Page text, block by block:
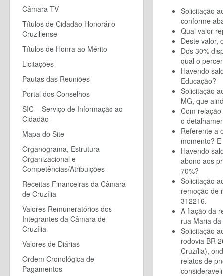
Solicitação
conforme
Qual valor
Deste valor,
Dos 30%
qual o
Havendo
Educação?
Solicitação
MG, que
Com
o
Referente a
momento?
Havendo
abono aos
70%?
Solicitação
remoção de
312216.
A fiação da
rua Maria
Solicitação
rodovia BR
Cruzília),
relatos de
Câmara TV
Títulos de Cidadão Honorário
Cruziliense
Títulos de Honra ao Mérito
Licitações
Pautas das Reuniões
Portal dos Conselhos
SIC – Serviço de Informação ao
Cidadão
Mapa do Site
Organograma, Estrutura
Organizacional e
Competências/Atribuições
Receitas Financeiras da Câmara
de Cruzília
Valores Remuneratórios dos
Integrantes da Câmara de
Cruzília
Valores de Diárias
Ordem Cronológica de
Pagamentos